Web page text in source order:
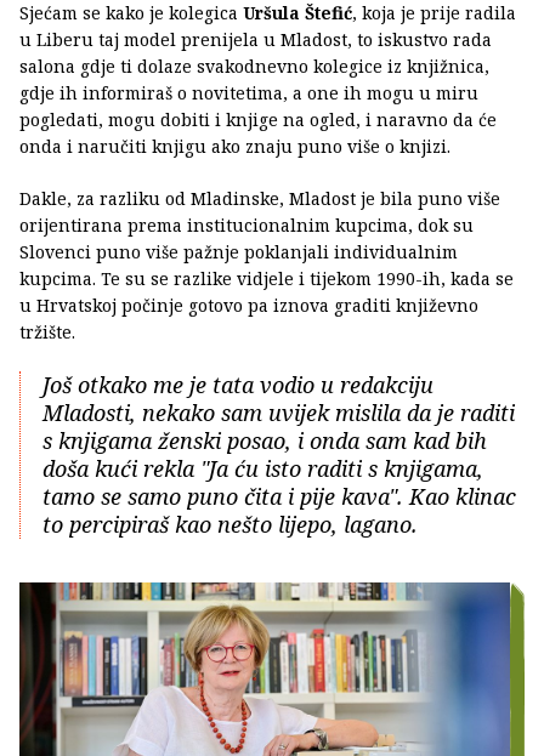
Sjećam se kako je kolegica Uršula Štefić, koja je prije radila
u Liberu taj model prenijela u Mladost, to iskustvo rada
salona gdje ti dolaze svakodnevno kolegice iz knjižnica,
gdje ih informiraš o novitetima, a one ih mogu u miru
pogledati, mogu dobiti i knjige na ogled, i naravno da će
onda i naručiti knjigu ako znaju puno više o knjizi.
Dakle, za razliku od Mladinske, Mladost je bila puno više
orijentirana prema institucionalnim kupcima, dok su
Slovenci puno više pažnje poklanjali individualnim
kupcima. Te su se razlike vidjele i tijekom 1990-ih, kada se
u Hrvatskoj počinje gotovo pa iznova graditi književno
tržište.
Još otkako me je tata vodio u redakciju
Mladosti, nekako sam uvijek mislila da je raditi
s knjigama ženski posao, i onda sam kad bih
doša kući rekla "Ja ću isto raditi s knjigama,
tamo se samo puno čita i pije kava". Kao klinac
to percipiraš kao nešto lijepo, lagano.